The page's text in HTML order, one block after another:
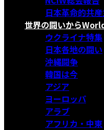
日本革命的共
世界の闘いから
ウクライナ特集
日本各地の闘い
沖縄闘争
韓国は今
アジア
ヨーロッパ
アラブ
アフリカ・中東